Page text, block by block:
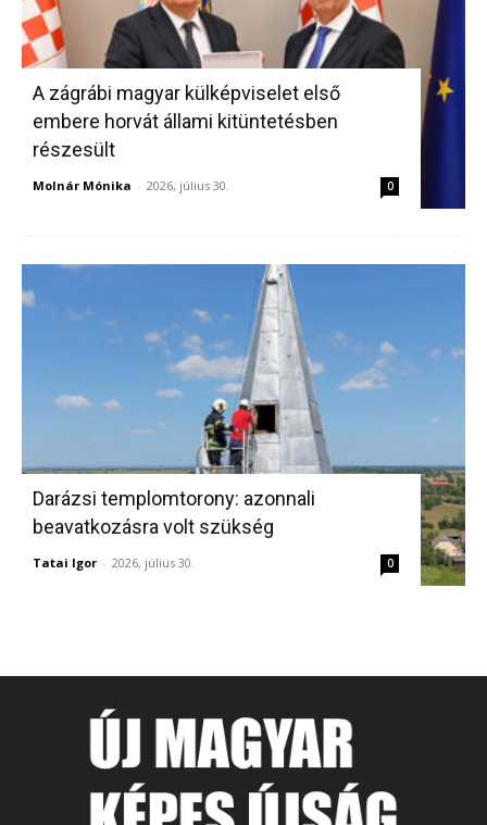
A zágrábi magyar külképviselet első
embere horvát állami kitüntetésben
részesült
Molnár Mónika - 2026, július 30. 0
Darázsi templomtorony: azonnali
beavatkozásra volt szükség
Tatai Igor - 2026, július 30. 0